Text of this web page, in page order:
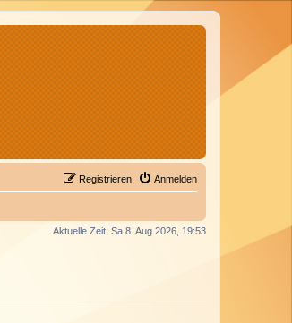
Anmelden
Registrieren
Aktuelle Zeit: Sa 8. Aug 2026, 19:53